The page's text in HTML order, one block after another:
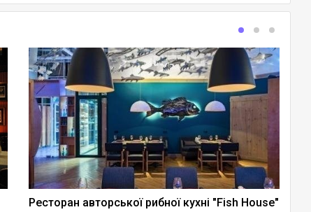
Ресторан авторської рибної кухні "Fish House"